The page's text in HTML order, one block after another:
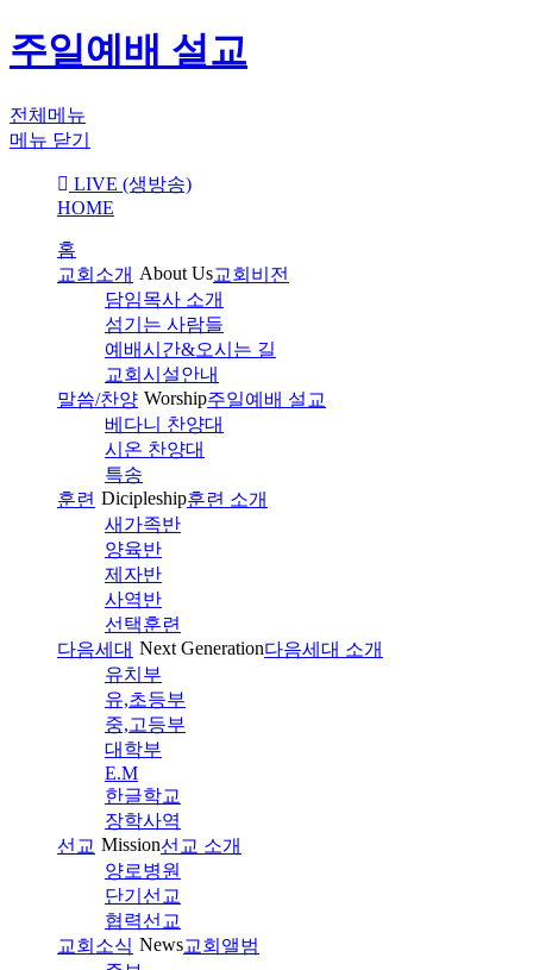
주일예배 설교
전체메뉴
메뉴 닫기
LIVE (생방송)
HOME
홈
교회소개 About Us교회비전
담임목사 소개
섬기는 사람들
예배시간&오시는 길
교회시설안내
말씀/찬양 Worship주일예배 설교
베다니 찬양대
시온 찬양대
특송
훈련 Dicipleship훈련 소개
새가족반
양육반
제자반
사역반
선택훈련
다음세대 Next Generation다음세대 소개
유치부
유,초등부
중,고등부
대학부
E.M
한글학교
장학사역
선교 Mission선교 소개
양로병원
단기선교
협력선교
교회소식 News교회앨범